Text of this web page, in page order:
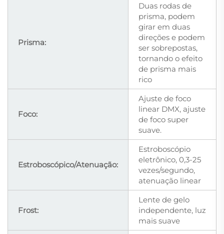
Prisma:
Duas rodas de
prisma, podem
girar em duas
direções e podem
ser sobrepostas,
tornando o efeito
de prisma mais
rico
Foco:
Ajuste de foco
linear DMX, ajuste
de foco super
suave.
Estroboscópico/Atenuação:
Estroboscópio
eletrônico, 0,3-25
vezes/segundo,
atenuação linear
Frost:
Lente de gelo
independente, luz
mais suave